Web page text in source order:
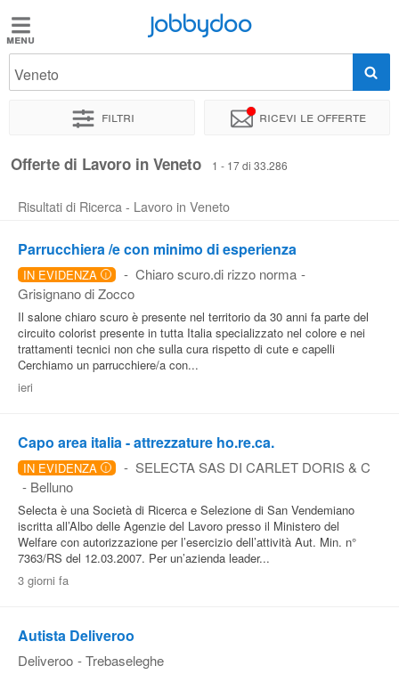
Jobbydoo
Offerte
Elenco
professioni
Blog
Offerte
Area
Aziende
Jobbydoo
Veneto
Filtri Ricevi le offerte
Offerte di Lavoro in Veneto 1 - 17 di 33.286
Risultati di Ricerca - Lavoro in Veneto
Parrucchiera /e con minimo di esperienza
IN EVIDENZA i - Chiaro scuro.di rizzo norma -
Grisignano di Zocco
Il salone chiaro scuro è presente nel territorio da 30 anni fa parte del
circuito colorist presente in tutta Italia specializzato nel colore e nei
trattamenti tecnici non che sulla cura rispetto di cute e capelli
Cerchiamo un parrucchiere/a con...
ieri
Capo area italia - attrezzature ho.re.ca.
IN EVIDENZA i - SELECTA SAS DI CARLET DORIS & C
- Belluno
Selecta è una Società di Ricerca e Selezione di San Vendemiano
iscritta all’Albo delle Agenzie del Lavoro presso il Ministero del
Welfare con autorizzazione per l’esercizio dell’attività Aut. Min. n°
7363/RS del 12.03.2007. Per un’azienda leader...
3 giorni fa
Autista Deliveroo
Deliveroo - Trebaseleghe